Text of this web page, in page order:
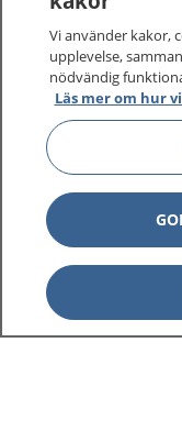
1177 ger dig råd
1177 på flera språk
Om 1177
Kontakt
Vi använder kakor,
upplevelse,
nödvändig
Läs mer om hur